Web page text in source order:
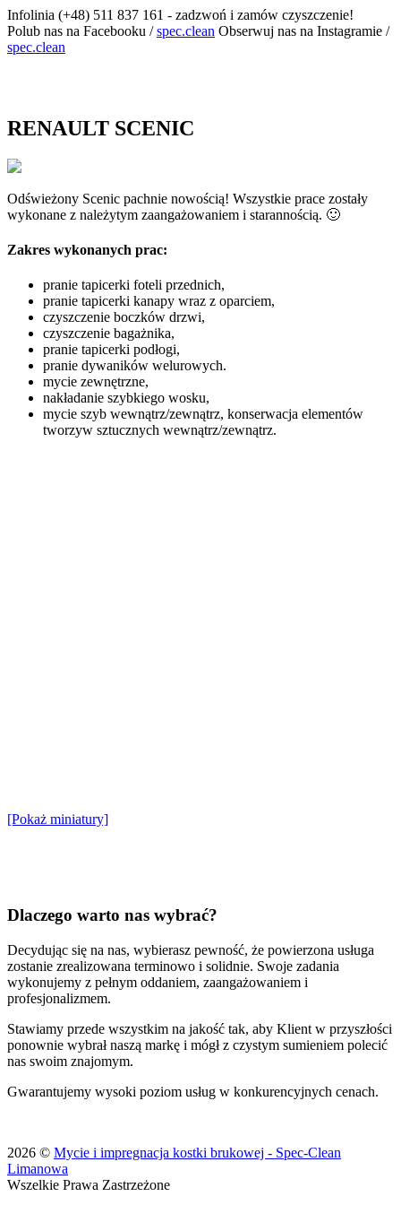
Infolinia (+48) 511 837 161 - zadzwoń i zamów czyszczenie!
Polub nas na Facebooku /spec.clean Obserwuj nas na Instagramie /
spec.clean
RENAULT SCENIC
Odświeżony Scenic pachnie nowością! Wszystkie prace zostały
wykonane z należytym zaangażowaniem i starannością. 🙂
Zakres wykonanych prac:
pranie tapicerki foteli przednich,
pranie tapicerki kanapy wraz z oparciem,
czyszczenie boczków drzwi,
czyszczenie bagażnika,
pranie tapicerki podłogi,
pranie dywaników welurowych.
mycie zewnętrzne,
nakładanie szybkiego wosku,
mycie szyb wewnątrz/zewnątrz, konserwacja elementów
tworzyw sztucznych wewnątrz/zewnątrz.
[Pokaż miniatury]
Dlaczego warto nas wybrać?
Decydując się na nas, wybierasz pewność, że powierzona usługa
zostanie zrealizowana terminowo i solidnie. Swoje zadania
wykonujemy z pełnym oddaniem, zaangażowaniem i
profesjonalizmem.
Stawiamy przede wszystkim na jakość tak, aby Klient w przyszłości
ponownie wybrał naszą markę i mógł z czystym sumieniem polecić
nas swoim znajomym.
Gwarantujemy wysoki poziom usług w konkurencyjnych cenach.
2026 © Mycie i impregnacja kostki brukowej - Spec-Clean
Limanowa
Wszelkie Prawa Zastrzeżone